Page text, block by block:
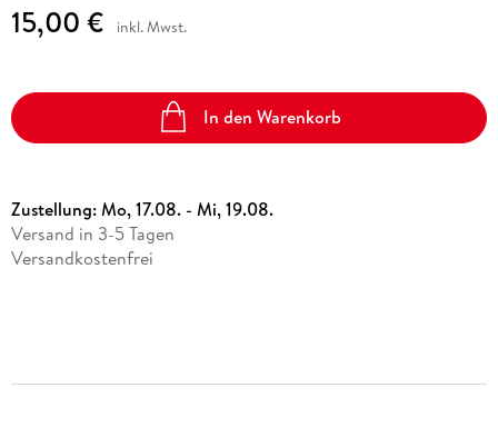
15,00 € inkl. Mwst.
In den Warenkorb
Zustellung:Mo, 17.08. - Mi, 19.08.
Versand in 3-5 Tagen
Versandkostenfrei